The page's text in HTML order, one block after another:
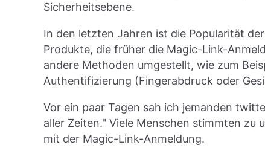
Sicherheitsebene.
In den letzten Jahren ist die Popularität
Produkte, die früher die Magic-Link-
andere Methoden umgestellt, wie zum
Authentifizierung (Fingerabdruck oder
Vor ein paar Tagen sah ich jemanden
aller Zeiten." Viele Menschen stimmten
mit der Magic-Link-Anmeldung.